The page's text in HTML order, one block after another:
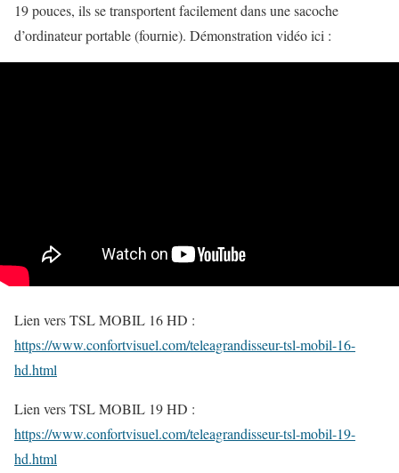
19 pouces, ils se transportent facilement dans une sacoche
d’ordinateur portable (fournie). Démonstration vidéo ici :
Lien vers TSL MOBIL 16 HD :
https://www.confortvisuel.com/teleagrandisseur-tsl-mobil-16-
hd.html
Lien vers TSL MOBIL 19 HD :
https://www.confortvisuel.com/teleagrandisseur-tsl-mobil-19-
hd.html